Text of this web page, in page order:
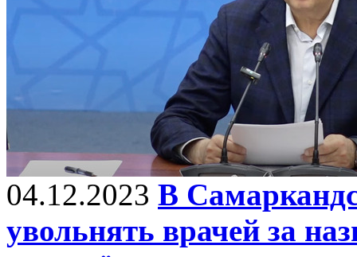
04.12.2023 В
увольнять врачей за